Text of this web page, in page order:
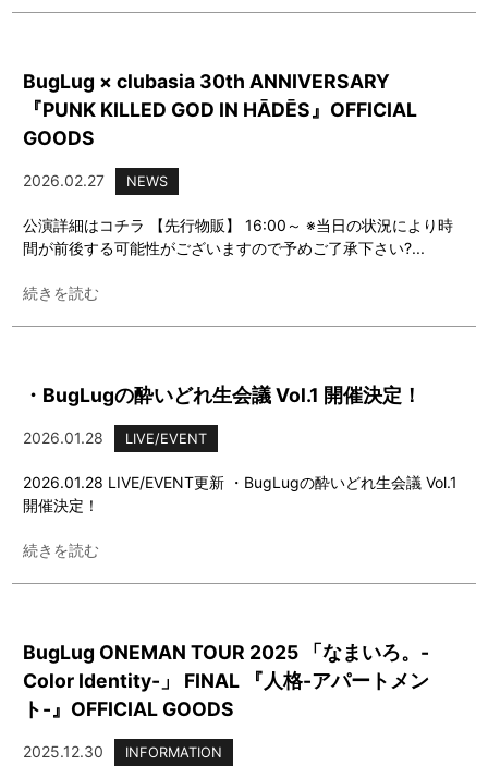
BugLug × clubasia 30th ANNIVERSARY
『PUNK KILLED GOD IN HĀDĒS』OFFICIAL
GOODS
2026.02.27 NEWS
公演詳細はコチラ 【先行物販】 16:00～ ※当日の状況により時
間が前後する可能性がございますので予めご了承下さい?...
続きを読む
・BugLugの酔いどれ生会議 Vol.1 開催決定！
2026.01.28 LIVE/EVENT
2026.01.28 LIVE/EVENT更新 ・BugLugの酔いどれ生会議 Vol.1
開催決定！
続きを読む
BugLug ONEMAN TOUR 2025 「なまいろ。-
Color Identity-」 FINAL 『人格-アパートメン
ト-』OFFICIAL GOODS
2025.12.30 INFORMATION